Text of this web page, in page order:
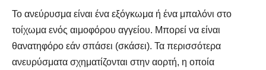
Το ανεύρυσμα είναι ένα εξόγκωμα ή ένα μπαλόνι στο
τοίχωμα ενός αιμοφόρου αγγείου. Μπορεί να είναι
θανατηφόρο εάν σπάσει (σκάσει). Τα περισσότερα
ανευρύσματα σχηματίζονται στην αορτή, η οποία